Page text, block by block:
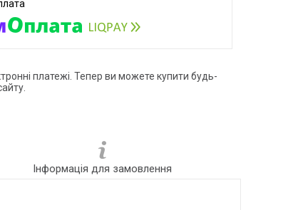
платежі. Тепер ви можете купити будь-
Інформація для замовлення